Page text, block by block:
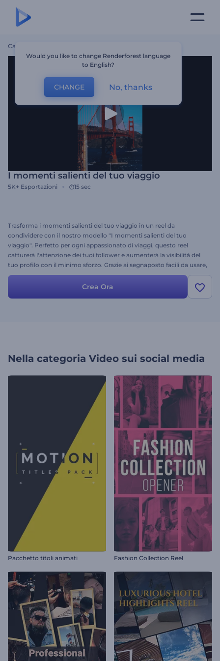
Casa
I momenti salienti del tuo viaggio
5K+ Esportazioni 15 sec
Trasforma i momenti salienti del tuo viaggio in un reel da
condividere con il nostro modello "I momenti salienti del tuo
viaggio". Perfetto per ogni appassionato di viaggi, questo reel
catturerà l'attenzione dei tuoi follower e aumenterà la visibilità del
tuo profilo con il minimo sforzo. Grazie ai segnaposto facili da usare,
puoi aggiungere i tuoi video, immagini e musica preferiti delle
vacanze con pochi clic. Crea, condividi e porta i tuoi contenuti sui
social media a un livello superiore!
Crea Ora
Nella categoria Video sui social media
Pacchetto titoli animati Fashion Collection Reel
Would you like to change Renderforest language
to English?
CHANGE No, thanks